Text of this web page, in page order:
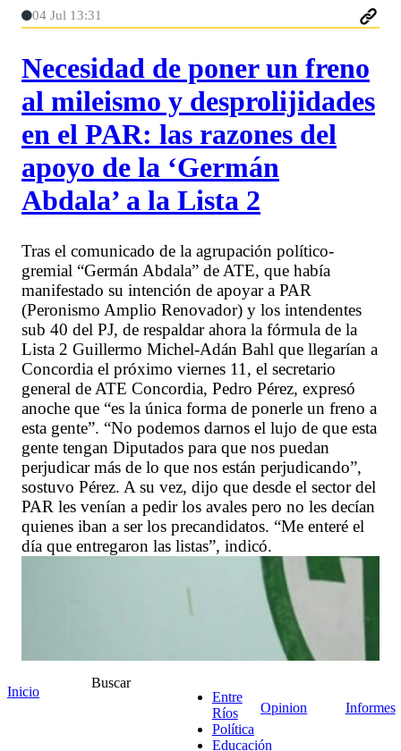
04 Jul 13:31
Necesidad de poner un freno
al mileismo y desprolijidades
en el PAR: las razones del
apoyo de la ‘Germán
Abdala’ a la Lista 2
Tras el comunicado de la agrupación político-
gremial “Germán Abdala” de ATE, que había
manifestado su intención de apoyar a PAR
(Peronismo Amplio Renovador) y los intendentes
sub 40 del PJ, de respaldar ahora la fórmula de la
Lista 2 Guillermo Michel-Adán Bahl que llegarían a
Concordia el próximo viernes 11, el secretario
general de ATE Concordia, Pedro Pérez, expresó
anoche que “es la única forma de ponerle un freno a
esta gente”. “No podemos darnos el lujo de que esta
gente tengan Diputados para que nos puedan
perjudicar más de lo que nos están perjudicando”,
sostuvo Pérez. A su vez, dijo que desde el sector del
PAR les venían a pedir los avales pero no les decían
quienes iban a ser los precandidatos. “Me enteré el
día que entregaron las listas”, indicó.
Inicio
Buscar
Entre
Ríos
Política
Educación
Opinion Informes